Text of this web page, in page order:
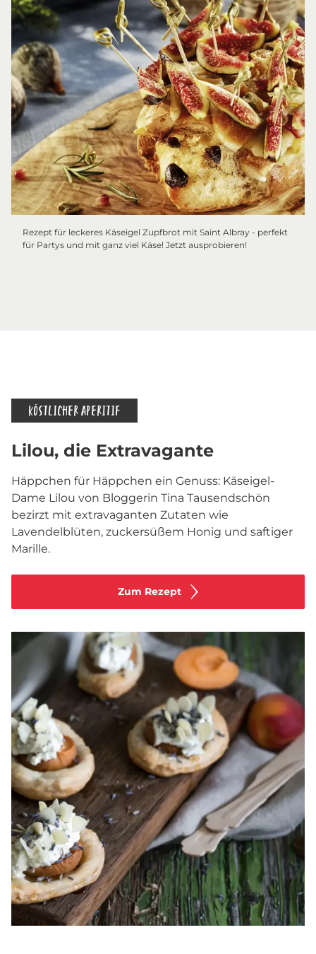
Rezept für leckeres Käseigel Zupfbrot mit Saint Albray - perfekt
für Partys und mit ganz viel Käse! Jetzt ausprobieren!
KÖSTLICHER APERITIF
Lilou, die Extravagante
Häppchen für Häppchen ein Genuss: Käseigel-
Dame Lilou von Bloggerin Tina Tausendschön
bezirzt mit extravaganten Zutaten wie
Lavendelblüten, zuckersüßem Honig und saftiger
Marille.
Zum Rezept